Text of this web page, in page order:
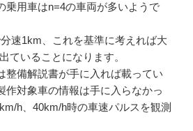
乗用車はn=4の車両が多いようで
速1km、これを基準に考えれば大
ていることになります。
整備解説書が手に入れば載ってい
作対象車の情報は手に入らなかっ
h、40km/h時の車速パルスを観測